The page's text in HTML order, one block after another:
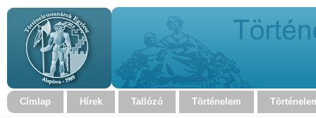
Címlap Hírek Tallózó Történelem